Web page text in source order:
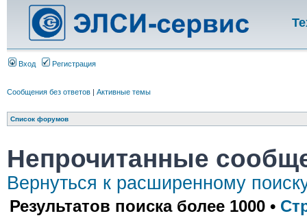
Вход Регистрация
Сообщения без ответов | Активные темы
Список форумов
Непрочитанные
Вернуться к расширенному
Результатов поиска более 1000 •